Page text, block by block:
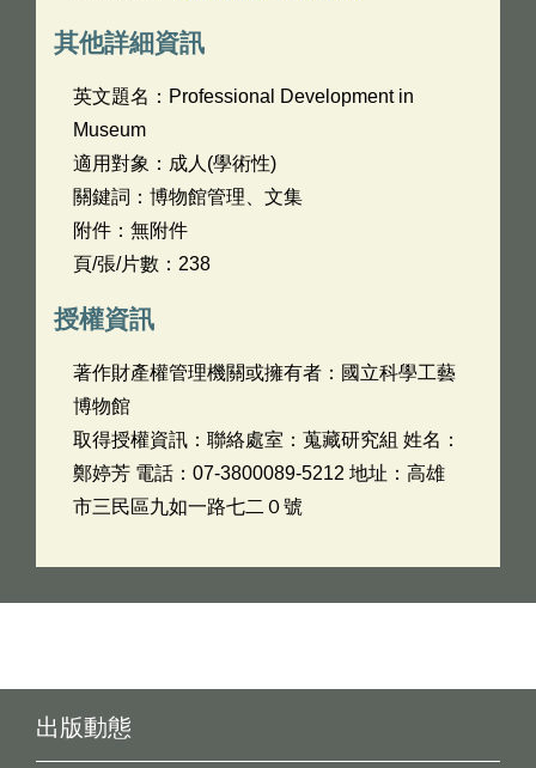
其他詳細資訊
英文題名： Professional Development in
Museum
適用對象：成人(學術性)
關鍵詞：博物館管理、文集
附件：無附件
頁/張/片數：238
授權資訊
著作財產權管理機關或擁有者：國立科學工藝
博物館
取得授權資訊：聯絡處室：蒐藏研究組 姓名：
鄭婷芳 電話：07-3800089-5212 地址：高雄
市三民區九如一路七二０號
出版動態